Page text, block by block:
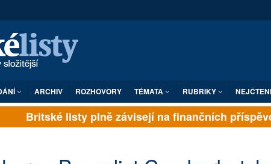
ARCHIV ROZHOVORY TÉMATA RUBRIKY
Britské listy plně závisejí na finančních